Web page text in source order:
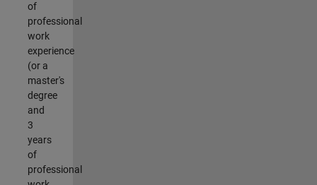
of
professional
work
experience
(or a
master's
degree
and
3
years
of
professional